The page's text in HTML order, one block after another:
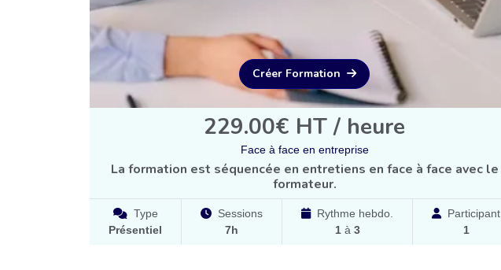
Créer Formation
229.00€ HT / heure
Face à face en entreprise
La formation est séquencée en entretiens en face à face avec le
formateur.
Type
Présentiel
Sessions
7h
Rythme hebdo.
1à 3
Participant
1